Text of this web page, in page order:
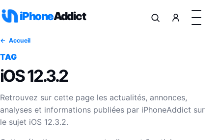
iPhoneAddict
Accueil
TAG
iOS 12.3.2
Retrouvez sur cette page les actualités, annonces,
analyses et informations publiées par iPhoneAddict sur
le sujet iOS 12.3.2.